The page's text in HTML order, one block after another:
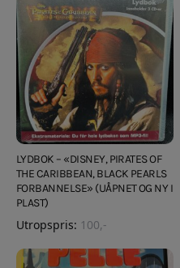
LYDBOK – «DISNEY, PIRATES OF
THE CARIBBEAN, BLACK PEARLS
FORBANNELSE» (UÅPNET OG NY I
PLAST)
Utropspris: 100,-